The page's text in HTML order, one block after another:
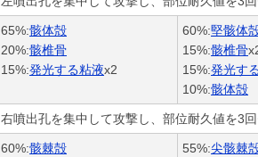
65%:骸体殻
20%:骸椎骨
15%:発光する粘液x2
60%:堅骸体
15%:骸椎骨
15%:発光す
10%:骸体殻
右噴出孔を集中して攻撃し、部位耐久値を3
60%:骸棘殻
55%:尖骸棘